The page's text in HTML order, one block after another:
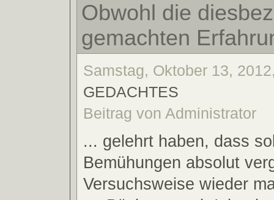
Obwohl die
gemachten
Samstag, Oktober 13,
GEDACHTES
Beitrag von Administrator
... gelehrt haben, dass
Bemühungen absolut
Versuchsweise wieder